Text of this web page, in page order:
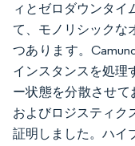
ィとゼロダウンタイ
て、モノリシックな
つあります。
インスタンスを処理
ー状態を分散させて
およびロジスティク
証明しました。ハイ